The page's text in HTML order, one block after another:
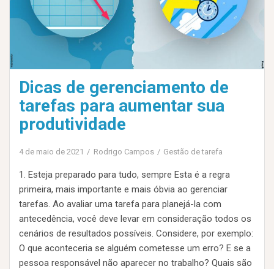
Dicas de gerenciamento de
tarefas para aumentar sua
produtividade
4 de maio de 2021 Rodrigo Campos Gestão de tarefa
1. Esteja preparado para tudo, sempre Esta é a regra
primeira, mais importante e mais óbvia ao gerenciar
tarefas. Ao avaliar uma tarefa para planejá-la com
antecedência, você deve levar em consideração todos os
cenários de resultados possíveis. Considere, por exemplo:
O que aconteceria se alguém cometesse um erro? E se a
pessoa responsável não aparecer no trabalho? Quais são